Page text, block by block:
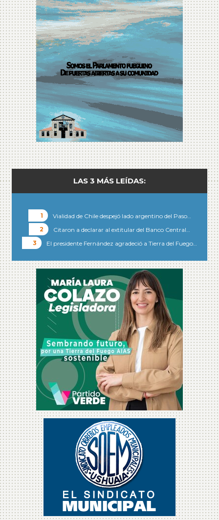
LAS 3 MÁS LEÍDAS:
Vialidad de Chile despejó lado argentino del Paso…
Citaron a declarar al extitular del Banco Central…
El presidente Fernández agradeció a Tierra del Fuego…